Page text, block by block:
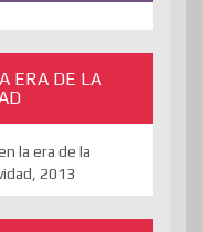
ERA DE LA